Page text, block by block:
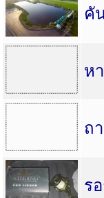
คั
ห
ถ
ร